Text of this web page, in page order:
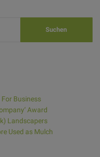
Business
Award
Landscapers
Used as Mulch